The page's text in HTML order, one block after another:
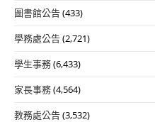
圖書館公告(433)
學務處公告(2,721)
學生事務(6,433)
家長事務(4,564)
教務處公告(3,532)